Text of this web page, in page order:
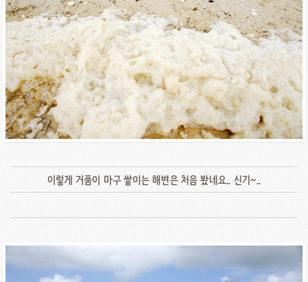
이렇게 거품이 마구 쌓이는 해변은 처음 봤네요.. 신기~..